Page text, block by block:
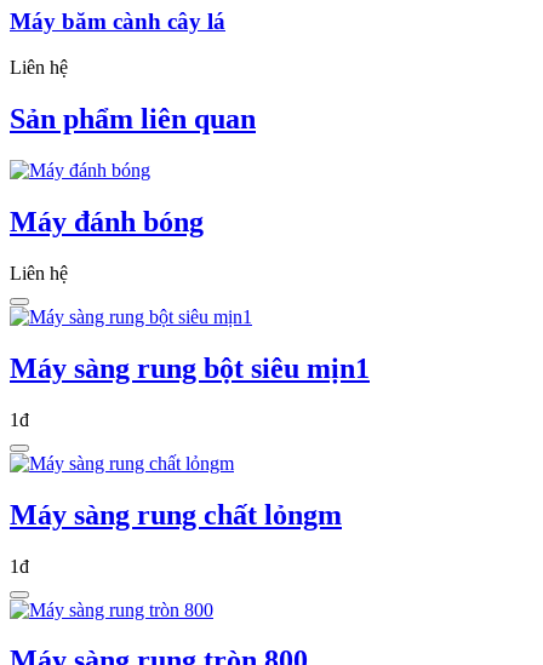
Máy băm cành cây lá
Liên hệ
Sản phẩm liên quan
Máy đánh bóng
Liên hệ
Máy sàng rung bột siêu mịn1
1đ
Máy sàng rung chất lỏngm
1đ